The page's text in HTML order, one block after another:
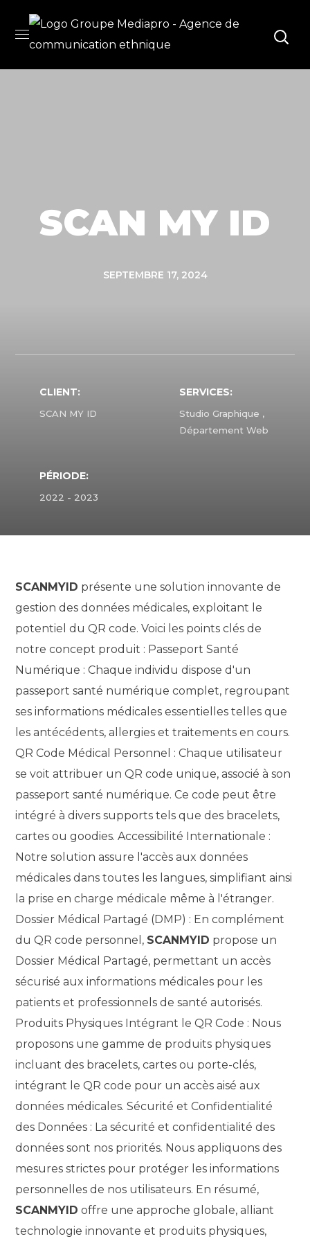
SCAN MY ID
SEPTEMBRE 17, 2024
CLIENT:
SCAN MY ID
SERVICES:
Studio Graphique ,
Département Web
PÉRIODE:
2022 - 2023
SCANMYID présente une solution innovante de
gestion des données médicales, exploitant le
potentiel du QR code. Voici les points clés de
notre concept produit : Passeport Santé
Numérique : Chaque individu dispose d'un
passeport santé numérique complet, regroupant
ses informations médicales essentielles telles que
les antécédents, allergies et traitements en cours.
QR Code Médical Personnel : Chaque utilisateur
se voit attribuer un QR code unique, associé à son
passeport santé numérique. Ce code peut être
intégré à divers supports tels que des bracelets,
cartes ou goodies. Accessibilité Internationale :
Notre solution assure l'accès aux données
médicales dans toutes les langues, simplifiant ainsi
la prise en charge médicale même à l'étranger.
Dossier Médical Partagé (DMP) : En complément
du QR code personnel, SCANMYID propose un
Dossier Médical Partagé, permettant un accès
sécurisé aux informations médicales pour les
patients et professionnels de santé autorisés.
Produits Physiques Intégrant le QR Code : Nous
proposons une gamme de produits physiques
incluant des bracelets, cartes ou porte-clés,
intégrant le QR code pour un accès aisé aux
données médicales. Sécurité et Confidentialité
des Données : La sécurité et confidentialité des
données sont nos priorités. Nous appliquons des
mesures strictes pour protéger les informations
personnelles de nos utilisateurs. En résumé,
SCANMYID offre une approche globale, alliant
technologie innovante et produits physiques,